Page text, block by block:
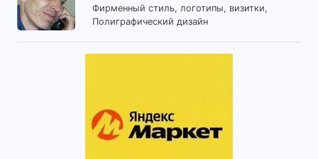
Фирменный стиль, логотипы, визитки,
Полиграфический дизайн